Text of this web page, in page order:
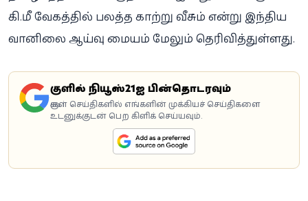
கி.மீ வேகத்தில் பலத்த காற்று வீசும் என்று இந்திய
வானிலை ஆய்வு மையம் மேலும் தெரிவித்துள்ளது.
கூகுளில் நியூஸ்21ஐ பின்தொடரவும்
கூகுள் செய்திகளில் எங்களின் முக்கியச் செய்திகளை
உடனுக்குடன் பெற கிளிக் செய்யவும்.